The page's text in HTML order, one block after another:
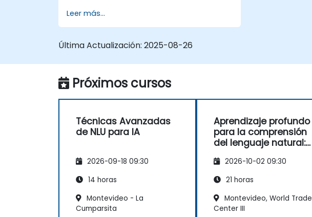
interpretación del lenguaje y la
comprensión del contexto.
sencillas de procesamiento de texto.
Leer más...
Última Actualización: 2025-08-26
Próximos cursos
Técnicas Avanzadas
de NLU para IA
2026-09-18 09:30
14 horas
Montevideo - La
Cumparsita
Aprendizaje profundo
para la comprensión
del lenguaje natural:
modelos de
procesamiento de
texto
2026-10-02 09:30
21 horas
Montevideo, World Trade
Center III